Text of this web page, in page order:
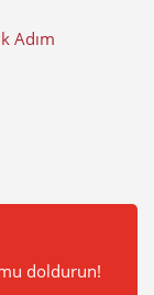
doldurun!
Adım